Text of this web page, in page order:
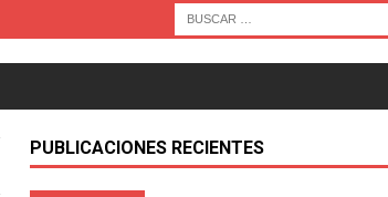
PUBLICACIONES RECIENTES